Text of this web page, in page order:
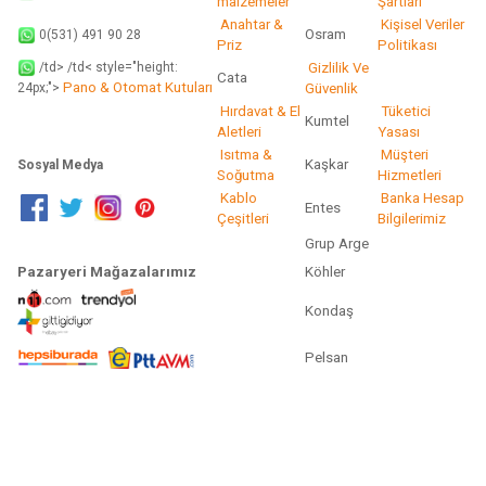
0(531) 491 90 28
Anahtar &
Priz
Osram
Kişisel Veriler
Politikası
/td> /td< style="height:
24px;"> Pano & Otomat Kutuları
Cata
Gizlilik Ve
Güvenlik
Hırdavat & El
Aletleri
Kumtel
Tüketici
Yasası
Sosyal Medya
Isıtma &
Soğutma
Kaşkar
Müşteri
Hizmetleri
Kablo
Çeşitleri
Entes
Banka Hesap
Bilgilerimiz
Grup Arge
Pazaryeri Mağazalarımız
Köhler
Kondaş
Pelsan